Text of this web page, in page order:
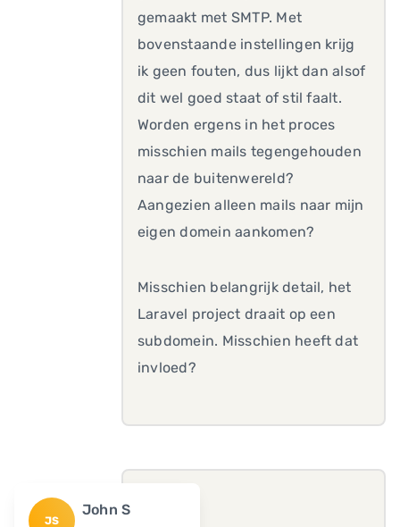
gemaakt met SMTP. Met
bovenstaande instellingen krijg
ik geen fouten, dus lijkt dan alsof
dit wel goed staat of stil faalt.
Worden ergens in het proces
misschien mails tegengehouden
naar de buitenwereld?
Aangezien alleen mails naar mijn
eigen domein aankomen?
Misschien belangrijk detail, het
Laravel project draait op een
subdomein. Misschien heeft dat
invloed?
JS
John S